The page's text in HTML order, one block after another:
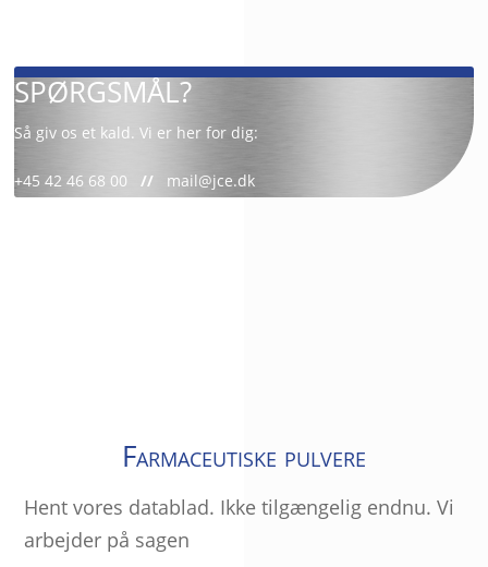
SPØRGSMÅL?
Så giv os et kald. Vi er her for dig:
+45 42 46 68 00 // mail@jce.dk
Farmaceutiske pulvere
Hent vores datablad. Ikke tilgængelig endnu. Vi
arbejder på sagen